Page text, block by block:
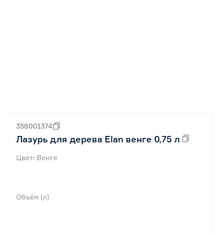
358001374
Лазурь для дерева Elan венге 0,75 л
Цвет: Венге
Объём (л)